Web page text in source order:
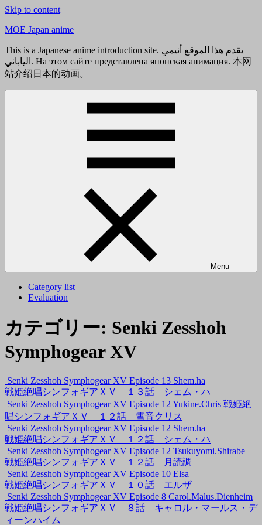
Skip to content
MOE Japan anime
This is a Japanese anime introduction site. يقدم هذا الموقع أنيمي
الياباني. На этом сайте представлена японская анимация. 本网
站介绍日本的动画。
Menu
Category list
Evaluation
カテゴリー: Senki Zesshoh
Symphogear XV
Senki Zesshoh Symphogear XV Episode 13 Shem.ha
戦姫絶唱シンフォギアＸＶ １３話 シェム・ハ
Senki Zesshoh Symphogear XV Episode 12 Yukine.Chris 戦姫絶
唱シンフォギアＸＶ １２話 雪音クリス
Senki Zesshoh Symphogear XV Episode 12 Shem.ha
戦姫絶唱シンフォギアＸＶ １２話 シェム・ハ
Senki Zesshoh Symphogear XV Episode 12 Tsukuyomi.Shirabe
戦姫絶唱シンフォギアＸＶ １２話 月読調
Senki Zesshoh Symphogear XV Episode 10 Elsa
戦姫絶唱シンフォギアＸＶ １０話 エルザ
Senki Zesshoh Symphogear XV Episode 8 Carol.Malus.Dienheim
戦姫絶唱シンフォギアＸＶ ８話 キャロル・マールス・デ
ィーンハイム